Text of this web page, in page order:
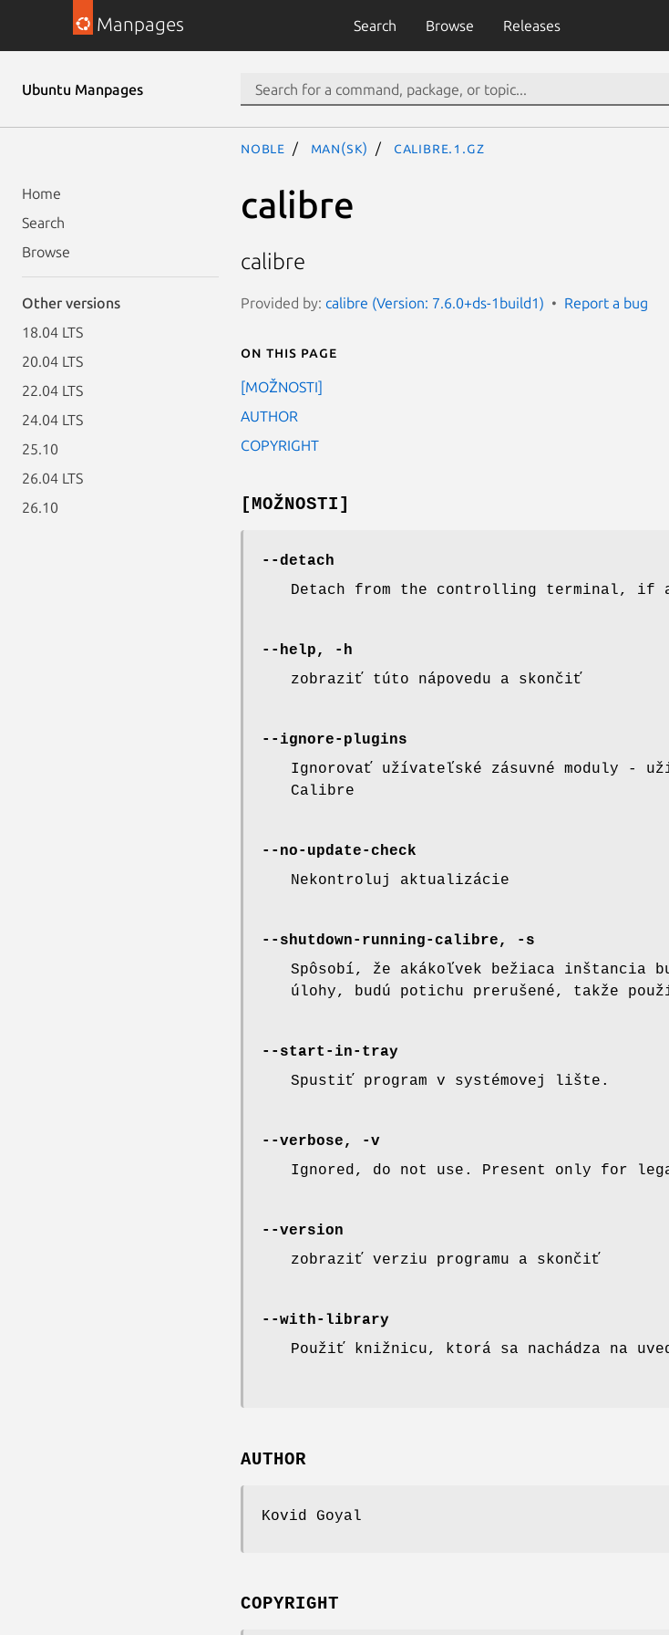
Manpages Search Browse Releases
Ubuntu Manpages
Home
Search
Browse
Other versions
18.04 LTS
20.04 LTS
22.04 LTS
24.04 LTS
25.10
26.04 LTS
26.10
noble man(sk) calibre.1.gz
calibre
calibre
Provided by: calibre (Version: 7.6.0+ds-1build1) Report a bug
On this page
[MOŽNOSTI]
AUTHOR
COPYRIGHT
[MOŽNOSTI]
--detach
Detach from the controlling terminal, if
--help, -h
zobraziť túto nápovedu a skončiť
--ignore-plugins
Ignorovať užívateľské zásuvné moduly -
Calibre
--no-update-check
Nekontroluj aktualizácie
--shutdown-running-calibre, -s
Spôsobí, že akákoľvek bežiaca inštancia
úlohy, budú potichu prerušené, takže
--start-in-tray
Spustiť program v systémovej lište.
--verbose, -v
Ignored, do not use. Present only for
--version
zobraziť verziu programu a skončiť
--with-library
Použiť knižnicu, ktorá sa nachádza na
AUTHOR
Kovid Goyal
COPYRIGHT